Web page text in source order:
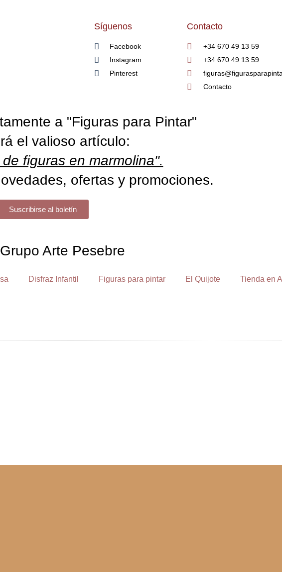
Síguenos
Facebook
Instagram
Pinterest
Contacto
+34 670 49 13 59
+34 670 49 13 59
Contacto
a "Figuras para Pintar"
el valioso artículo:
figuras en marmolina".
ofertas y promociones.
Suscribirse al boletín
Arte Pesebre
Disfraz Infantil Figuras para pintar El Quijote Tienda en